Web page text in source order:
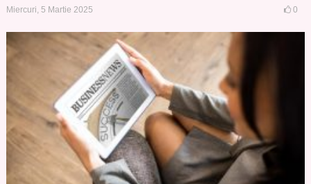
Miercuri, 5 Martie 2025 0